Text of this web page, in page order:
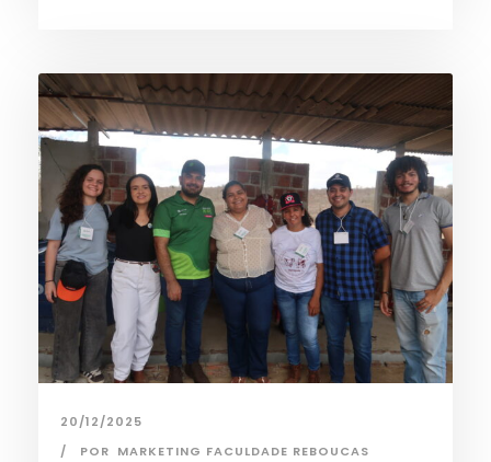
20/12/2025
POR MARKETING FACULDADE REBOUCAS